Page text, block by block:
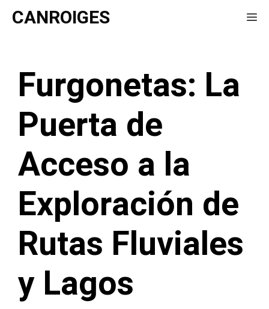
Saltar
CANROIGES
Furgonetas: La
Puerta de
Acceso a la
Exploración de
Rutas Fluviales
y Lagos